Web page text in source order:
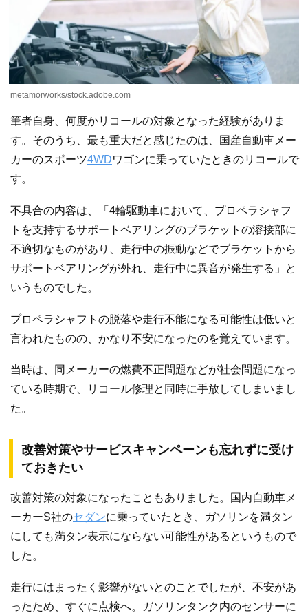
metamorworks/stock.adobe.com
筆者自身、何度かリコールの対象となった経験がありま
す。そのうち、最も重大だと感じたのは、国産自動車メー
カーのスポーツ4WDワゴンに乗っていたときのリコールで
す。
不具合の内容は、「4輪駆動車において、プロペラシャフ
トを支持するサポートベアリングのブラケットの溶接部に
不適切なものがあり、走行中の振動などでブラケットから
サポートベアリングが外れ、走行中に異音が発生する」と
いうものでした。
プロペラシャフトの脱落や走行不能になる可能性は低いと
言われたものの、かなり不安になったのを覚えています。
当時は、同メーカーの燃費不正問題などが社会問題になっ
ている時期で、リコール修理と同時に手放してしまいまし
た。
改善対策やサービスキャンペーンも忘れずに受け
ておきたい
改善対策の対象になったこともありました。国内自動車メ
ーカーS社のセダンに乗っていたとき、ガソリンを満タン
にしても満タン表示にならない可能性があるというもので
した。
走行にはまったく影響がないとのことでしたが、不安があ
ったため、すぐに点検へ。ガソリンタンク内のセンサーに